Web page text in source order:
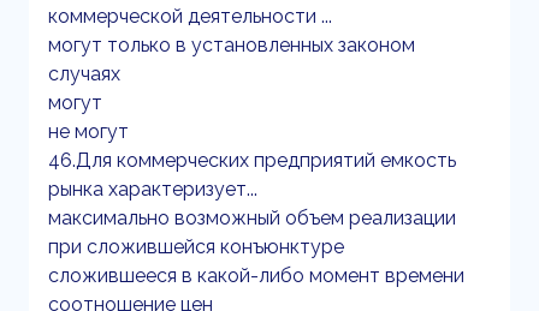
коммерческой деятельности ...
могут только в установленных законом
случаях
могут
не могут
46.Для коммерческих предприятий емкость
рынка характеризует...
максимально возможный объем реализации
при сложившейся конъюнктуре
сложившееся в какой-либо момент времени
соотношение цен